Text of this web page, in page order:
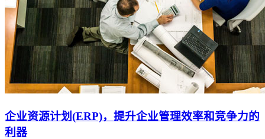
企业资源计划(ERP)，提升企业管理效率和竞争力的
利器